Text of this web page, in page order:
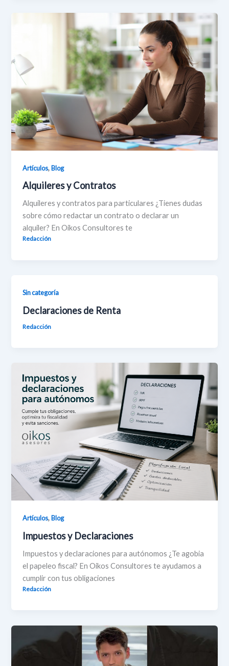
Artículos,Blog
Alquileres y Contratos
Alquileres y contratos para particulares ¿Tienes dudas
sobre cómo redactar un contrato o declarar un
alquiler? En Oikos Consultores te
Redacción
Sin categoría
Declaraciones de Renta
Redacción
Artículos,Blog
Impuestos y Declaraciones
Impuestos y declaraciones para autónomos ¿Te agobia
el papeleo fiscal? En Oikos Consultores te ayudamos a
cumplir con tus obligaciones
Redacción